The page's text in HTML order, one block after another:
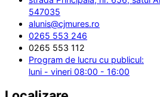
547035
alunis@cjmures.ro
0265 553 246
0265 553 112
Program de lucru cu publicul:
luni - vineri 08:00 - 16:00